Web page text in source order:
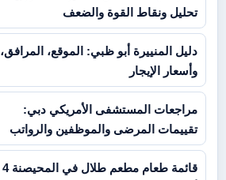
تحليل ونقاط القوة والضعف
دليل المنييرة أبو ظبي: الموقع، المرافق،
وأسعار الإيجار
مراجعات المستشفى الأمريكي دبي:
تقييمات المرضى والموظفين والرواتب